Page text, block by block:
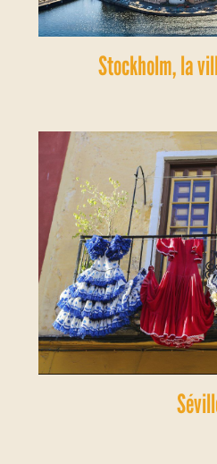
Stockholm, la